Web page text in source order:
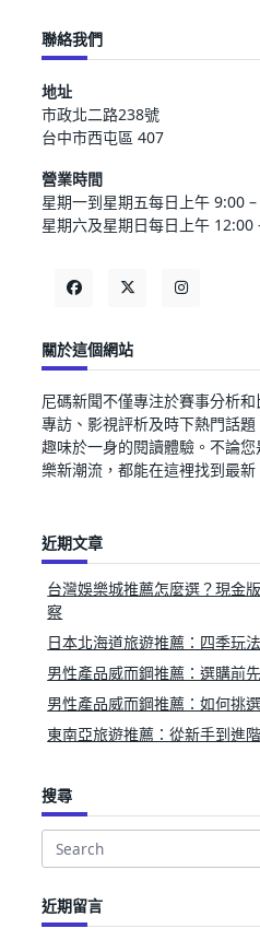
聯絡我們
地址
市政北二路238號
台中市西屯區 407
營業時間
星期一到星期五每日上午 9:00
星期六及星期日每日上午 12:00
關於這個網站
尼碼新聞不僅專注於賽事分析
專訪、影視評析及時下熱門話
趣味於一身的閱讀體驗。不論
樂新潮流，都能在這裡找到最
近期文章
台灣娛樂城推薦怎麼選？現金
察
日本北海道旅遊推薦：四季玩
男性產品威而鋼推薦：選購前
男性產品威而鋼推薦：如何挑
東南亞旅遊推薦：從新手到進
搜尋
Search
近期留言